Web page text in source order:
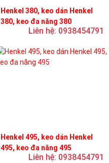
Henkel 380, keo dán Henkel
380, keo đa năng 380
Liên hệ: 0938454791
Henkel 495, keo dán Henkel
495, keo đa năng 495
Liên hệ: 0938454791